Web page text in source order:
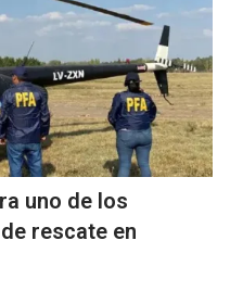
uno de los
rescate en